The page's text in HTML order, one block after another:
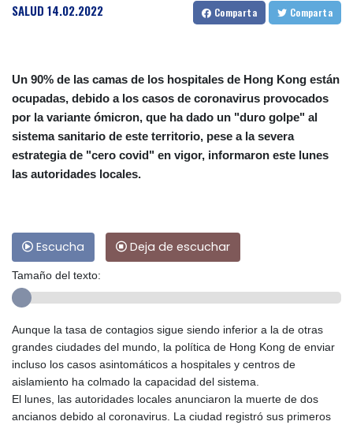
SALUD 14.02.2022 Comparta Comparta
Un 90% de las camas de los hospitales de Hong Kong están
ocupadas, debido a los casos de coronavirus provocados
por la variante ómicron, que ha dado un "duro golpe" al
sistema sanitario de este territorio, pese a la severa
estrategia de "cero covid" en vigor, informaron este lunes
las autoridades locales.
Escucha Deja de escuchar
Tamaño del texto:
Aunque la tasa de contagios sigue siendo inferior a la de otras
grandes ciudades del mundo, la política de Hong Kong de enviar
incluso los casos asintomáticos a hospitales y centros de
aislamiento ha colmado la capacidad del sistema.
El lunes, las autoridades locales anunciaron la muerte de dos
ancianos debido al coronavirus. La ciudad registró sus primeros